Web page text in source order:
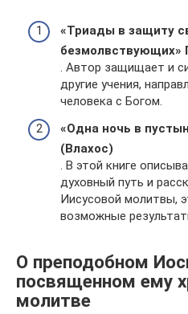
«Триады в защиту
безмолвствующих»
. Автор защищает и
другие учения,
человека с Богом.
«Одна ночь в
(Влахос)
. В этой книге
духовный путь и
Иисусовой молитвы,
возможные
О преподобном
посвященном ему
молитве